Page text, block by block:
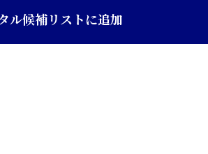
ル候補リストに追加